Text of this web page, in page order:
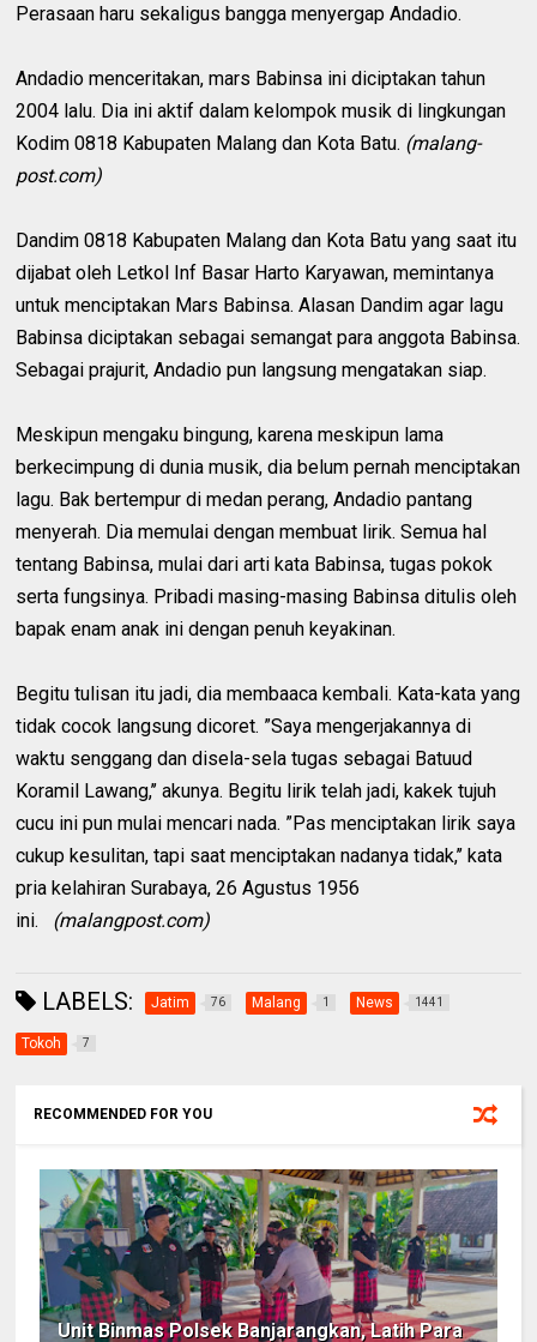
Perasaan haru sekaligus bangga menyergap Andadio.
Andadio menceritakan, mars Babinsa ini diciptakan tahun
2004 lalu. Dia ini aktif dalam kelompok musik di lingkungan
Kodim 0818 Kabupaten Malang dan Kota Batu. (malang-
post.com)
Dandim 0818 Kabupaten Malang dan Kota Batu yang saat itu
dijabat oleh Letkol Inf Basar Harto Karyawan, memintanya
untuk menciptakan Mars Babinsa. Alasan Dandim agar lagu
Babinsa diciptakan sebagai semangat para anggota Babinsa.
Sebagai prajurit, Andadio pun langsung mengatakan siap.
Meskipun mengaku bingung, karena meskipun lama
berkecimpung di dunia musik, dia belum pernah menciptakan
lagu. Bak bertempur di medan perang, Andadio pantang
menyerah. Dia memulai dengan membuat lirik. Semua hal
tentang Babinsa, mulai dari arti kata Babinsa, tugas pokok
serta fungsinya. Pribadi masing-masing Babinsa ditulis oleh
bapak enam anak ini dengan penuh keyakinan.
Begitu tulisan itu jadi, dia membaaca kembali. Kata-kata yang
tidak cocok langsung dicoret. ”Saya mengerjakannya di
waktu senggang dan disela-sela tugas sebagai Batuud
Koramil Lawang,’’ akunya. Begitu lirik telah jadi, kakek tujuh
cucu ini pun mulai mencari nada. ”Pas menciptakan lirik saya
cukup kesulitan, tapi saat menciptakan nadanya tidak,’’ kata
pria kelahiran Surabaya, 26 Agustus 1956
ini.
(malangpost.com)
LABELS: Jatim 76 Malang 1 News 1441
Tokoh 7
RECOMMENDED FOR YOU
Unit Binmas Polsek Banjarangkan, Latih Para